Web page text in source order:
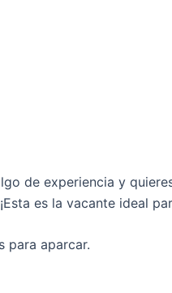
de experiencia y
es la vacante ideal
para aparcar.